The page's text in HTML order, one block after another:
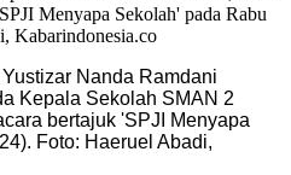
Nanda Ramdani
Kepala Sekolah SMAN 2
bertajuk 'SPJI Menyapa
Foto: Haeruel Abadi,